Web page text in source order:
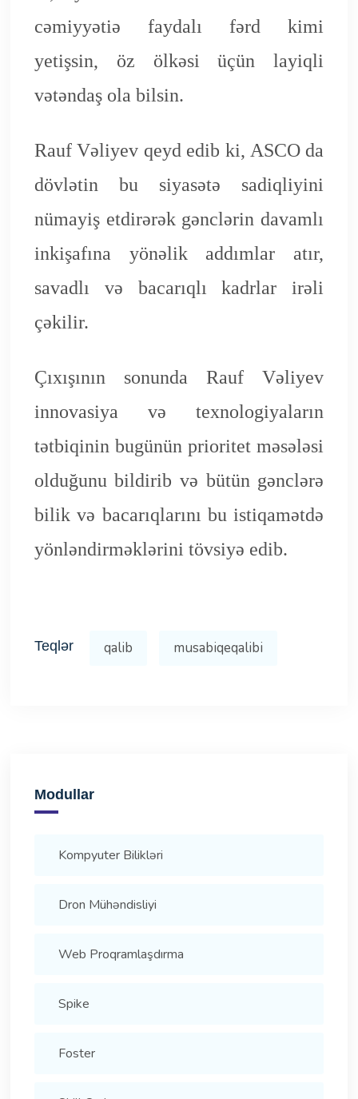
cəmiyyətiə faydalı fərd kimi
yetişsin, öz ölkəsi üçün layiqli
vətəndaş ola bilsin.
Rauf Vəliyev qeyd edib ki, ASCO da
dövlətin bu siyasətə sadiqliyini
nümayiş etdirərək gənclərin davamlı
inkişafına yönəlik addımlar atır,
savadlı və bacarıqlı kadrlar irəli
çəkilir.
Çıxışının sonunda Rauf Vəliyev
innovasiya və texnologiyaların
tətbiqinin bugünün prioritet məsələsi
olduğunu bildirib və bütün gənclərə
bilik və bacarıqlarını bu istiqamətdə
yönləndirməklərini tövsiyə edib.
Teqlər qalib musabiqeqalibi
Modullar
Kompyuter Bilikləri
Dron Mühəndisliyi
Web Proqramlaşdırma
Spike
Foster